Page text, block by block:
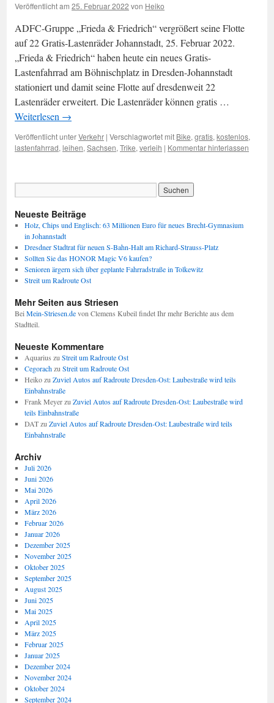
Veröffentlicht am 25. Februar 2022 von Heiko
ADFC-Gruppe „Frieda & Friedrich“ vergrößert seine Flotte
auf 22 Gratis-Lastenräder Johannstadt, 25. Februar 2022.
„Frieda & Friedrich“ haben heute ein neues Gratis-
Lastenfahrrad am Böhnischplatz in Dresden-Johannstadt
stationiert und damit seine Flotte auf dresdenweit 22
Lastenräder erweitert. Die Lastenräder können gratis …
Weiterlesen →
Veröffentlicht unterVerkehr | Verschlagwortet mit Bike, gratis, kostenlos,
lastenfahrrad, leihen, Sachsen, Trike, verleih | Kommentar hinterlassen
Neueste Beiträge
Holz, Chips und Englisch: 63 Millionen Euro für neues Brecht-Gymnasium
in Johannstadt
Dresdner Stadtrat für neuen S-Bahn-Halt am Richard-Strauss-Platz
Sollten Sie das HONOR Magic V6 kaufen?
Senioren ärgern sich über geplante Fahrradstraße in Tolkewitz
Streit um Radroute Ost
Mehr Seiten aus Striesen
Bei Mein-Striesen.devon Clemens Kubeil findet Ihr mehr Berichte aus dem
Stadtteil.
Neueste Kommentare
Aquarius zu Streit um Radroute Ost
Cegorachzu Streit um Radroute Ost
Heikozu Zuviel Autos auf Radroute Dresden-Ost: Laubestraße wird teils
Einbahnstraße
Frank Meyerzu Zuviel Autos auf Radroute Dresden-Ost: Laubestraße wird
teils Einbahnstraße
DATzu Zuviel Autos auf Radroute Dresden-Ost: Laubestraße wird teils
Einbahnstraße
Archiv
Juli 2026
Juni 2026
Mai 2026
April 2026
März 2026
Februar 2026
Januar 2026
Dezember 2025
November 2025
Oktober 2025
September 2025
August 2025
Juni 2025
Mai 2025
April 2025
März 2025
Februar 2025
Januar 2025
Dezember 2024
November 2024
Oktober 2024
September 2024